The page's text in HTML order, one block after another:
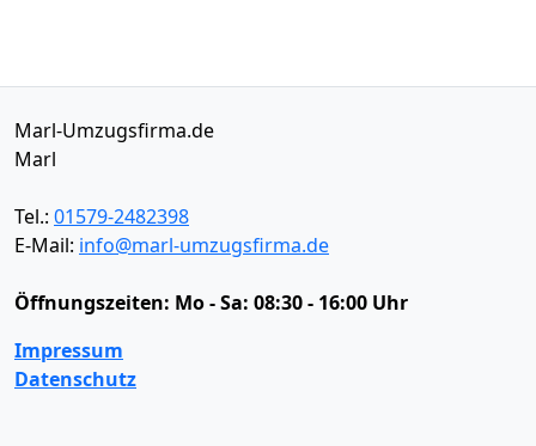
Marl-Umzugsfirma.de
Marl
Tel.: 01579-2482398
E-Mail: info@marl-umzugsfirma.de
Öffnungszeiten: Mo - Sa: 08:30 - 16:00 Uhr
Impressum
Datenschutz